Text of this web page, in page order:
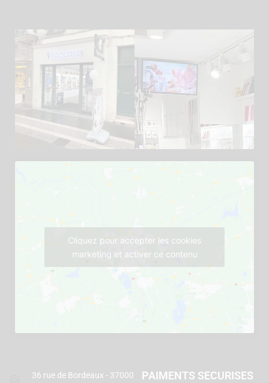
Cliquez pour accepter les cookies
marketing et activer ce contenu
36 rue de Bordeaux - 37000
PAIMENTS SECURISES